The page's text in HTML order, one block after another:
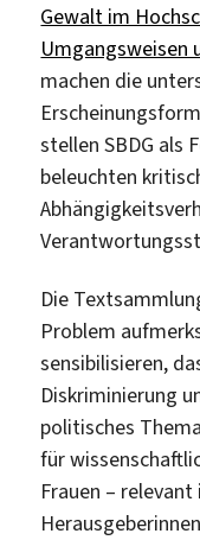
Gewalt im
Umgangsweisen
machen die
stellen SBDG als
beleuchten
Die
Problem
sensibilisieren,
Diskriminierung
politisches
für
Frauen –
Herausgeberinnen